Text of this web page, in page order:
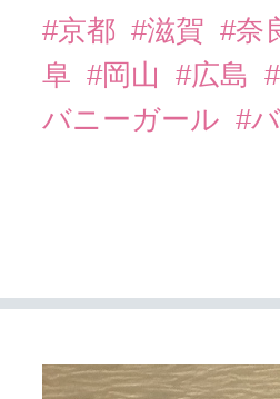
#京都 #滋賀 #奈
阜 #岡山 #広島
バニーガール #